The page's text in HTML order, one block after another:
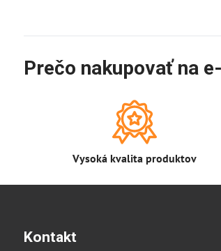
Prečo nakupovať na
Vysoká kvalita produktov
Kontakt